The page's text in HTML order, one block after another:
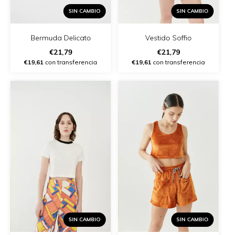
SIN CAMBIO
Bermuda Delicato
€21,79
€19,61 con transferencia
SIN CAMBIO
Vestido Soffio
€21,79
€19,61 con transferencia
SIN CAMBIO SIN CAMBIO